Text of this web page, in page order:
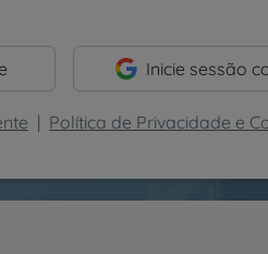
Inicie sessão
| Política de Privacidade e